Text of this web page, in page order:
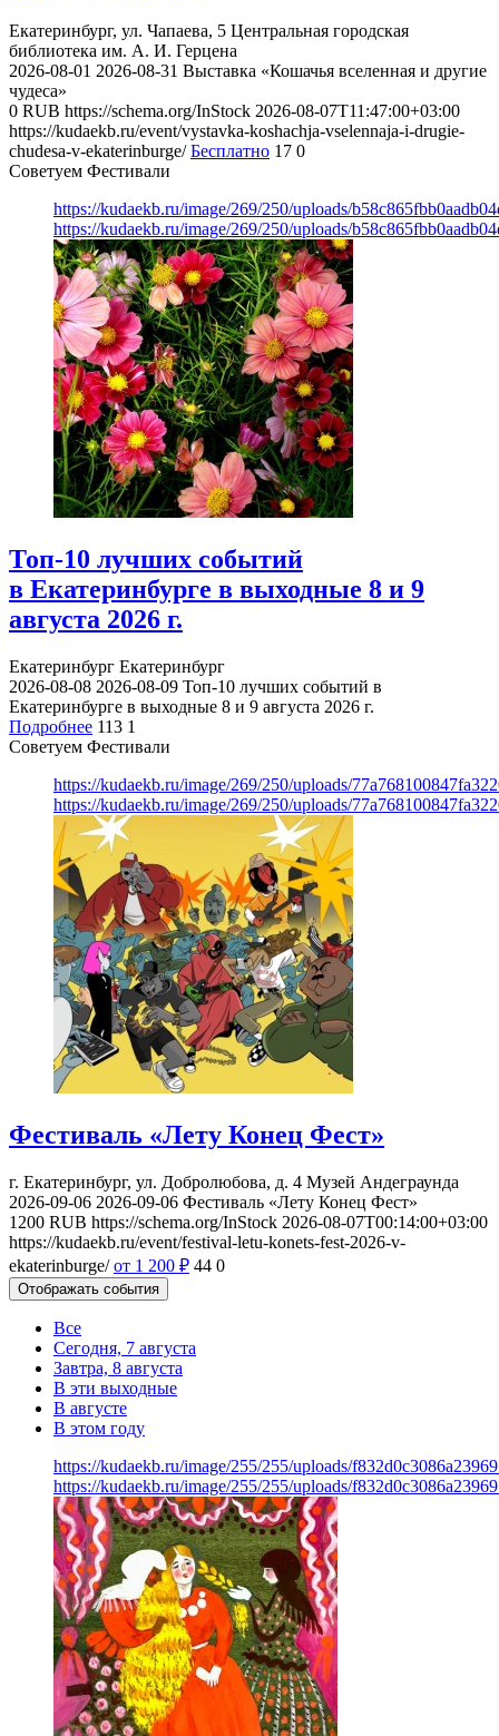
Екатеринбург, ул. Чапаева, 5 Центральная городская
библиотека им. А. И. Герцена
2026-08-01 2026-08-31 Выставка «Кошачья вселенная и другие
чудеса»
0 RUB https://schema.org/InStock 2026-08-07T11:47:00+03:00
https://kudaekb.ru/event/vystavka-koshachja-vselennaja-i-drugie-
chudesa-v-ekaterinburge/ Бесплатно 17 0
Советуем Фестивали
https://kudaekb.ru/image/269/250/uploads/
https://kudaekb.ru/image/269/250/uploads/
Топ-10 лучших событий
в Екатеринбурге в выходные 8 и 9
августа 2026 г.
Екатеринбург Екатеринбург
2026-08-08 2026-08-09 Топ-10 лучших событий в
Екатеринбурге в выходные 8 и 9 августа 2026 г.
Подробнее 113 1
Советуем Фестивали
https://kudaekb.ru/image/269/250/uploads/
https://kudaekb.ru/image/269/250/uploads/
Фестиваль «Лету Конец Фест»
г. Екатеринбург, ул. Добролюбова, д. 4 Музей Андеграунда
2026-09-06 2026-09-06 Фестиваль «Лету Конец Фест»
1200 RUB https://schema.org/InStock 2026-08-07T00:14:00+03:00
https://kudaekb.ru/event/festival-letu-konets-fest-2026-v-
ekaterinburge/ от 1 200 ₽ 44 0
Отображать события
Все
Сегодня, 7 августа
Завтра, 8 августа
В эти выходные
В августе
В этом году
https://kudaekb.ru/image/255/255/uploads/
https://kudaekb.ru/image/255/255/uploads/